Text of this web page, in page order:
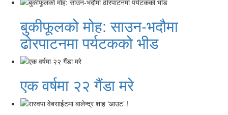
बुकीफूलको मोह: साउन-भदौमा
ढोरपाटनमा पर्यटकको भीड
एक वर्षमा २२ गैंडा मरे